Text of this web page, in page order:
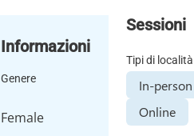
Informazioni
Genere
Female
Sessioni
Tipi di località
In-person
Online